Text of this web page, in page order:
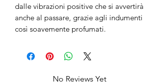
dalle vibrazioni positive che si avvertirà
anche al passare, grazie agli indumenti
così soavemente profumati.
No Reviews Yet